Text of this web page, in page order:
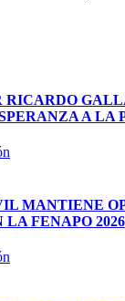
RICARDO
A LA
MANTIENE
FENAPO 2026